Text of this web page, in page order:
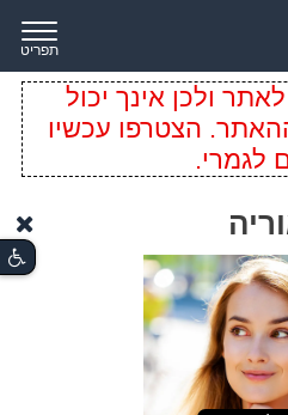
תפריט
ולכן אינך יכול
הצטרפו עכשיו
לגמרי.